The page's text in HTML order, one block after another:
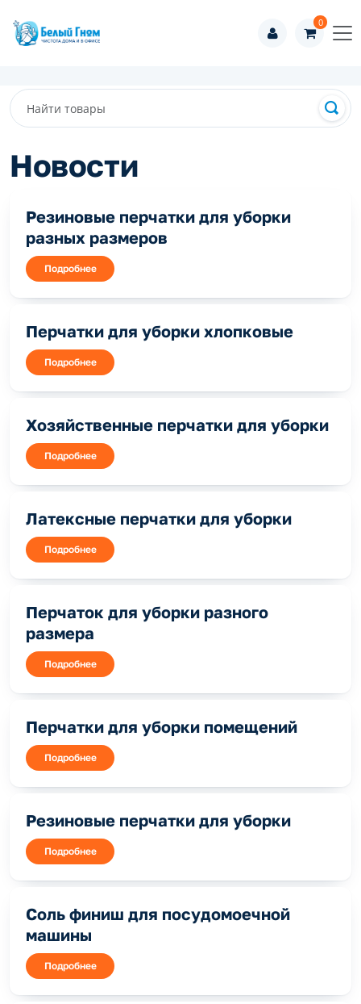
0
Новости
Резиновые перчатки для уборки
разных размеров
Подробнее
Перчатки для уборки хлопковые
Подробнее
Хозяйственные перчатки для уборки
Подробнее
Латексные перчатки для уборки
Подробнее
Перчаток для уборки разного
размера
Подробнее
Перчатки для уборки помещений
Подробнее
Резиновые перчатки для уборки
Подробнее
Соль финиш для посудомоечной
машины
Подробнее